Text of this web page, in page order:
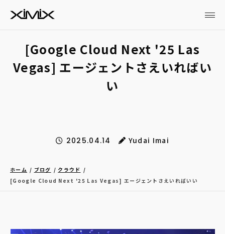
[Google Cloud Next '25 Las
Vegas] エージェントさえいればい
い
2025.04.14 Yudai Imai
ホーム ブログ
クラウド
[Google Cloud Next '25 Las Vegas] エージェントさえいればいい